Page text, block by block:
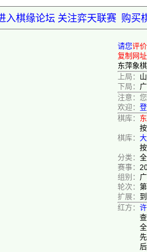
入棋缘论坛 关注弈天联赛 购买
请您评价
复制网址
东萍象棋
上局：
下局：
注意：
欢迎：
棋库：
棋库：
分类：
赛事：
组别：
轮次：
扩展：
红方：